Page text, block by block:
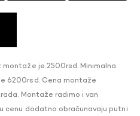
je 2500rsd. Minimalna
6200rsd. Cena montaže
Montaže radimo i van
cenu dodatno obračunavaju putni